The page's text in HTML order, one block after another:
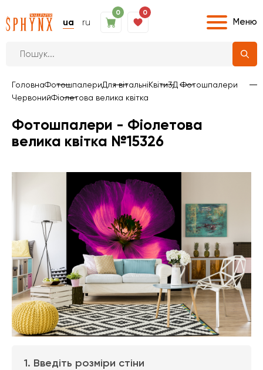
ua ru
0 0
Меню
ГоловнаФотошпалериДля вітальніКвіти3Д Фотошпалери
ЧервонийФіолетова велика квітка
Фотошпалери - Фіолетова
велика квітка №15326
1. Введіть розміри стіни